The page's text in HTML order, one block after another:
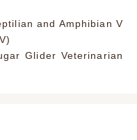
and Amphibian V
Glider Veterinarian